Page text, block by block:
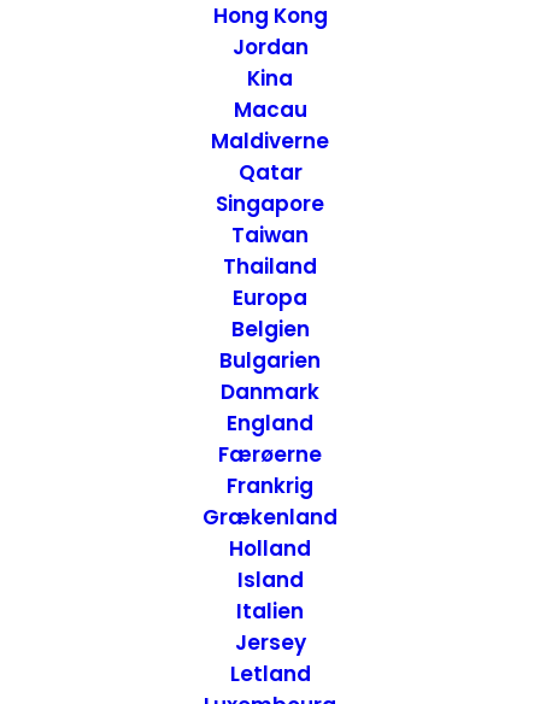
Hong Kong
Jordan
Kina
Macau
Maldiverne
Qatar
Singapore
Taiwan
Thailand
Europa
Belgien
Bulgarien
Danmark
England
Færøerne
Frankrig
Grækenland
Holland
Island
Italien
Jersey
Letland
Casa Bacardi den
store romfabrik –
Puerto Rico
ATTRAKTIONER
ANNETTE SEIER - ONTRIP.DK